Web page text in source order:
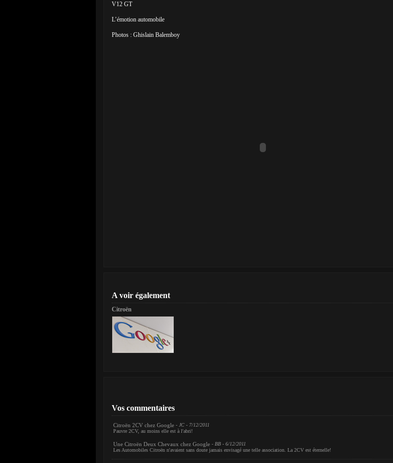
V12 GT
L’émotion automobile
Photos : Ghislain Balemboy
A voir également
Citroën
Vos commentaires
Citroën 2CV chez Google - JC - 7/12/2011
Pauvre 2CV, au moins elle est à l'abri!
Une Citroën Deux Chevaux chez Google - BB - 6/12/2011
Les Automobiles Citroën n'avaient sans doute jamais envisagé une telle association. La 2CV est éternelle!